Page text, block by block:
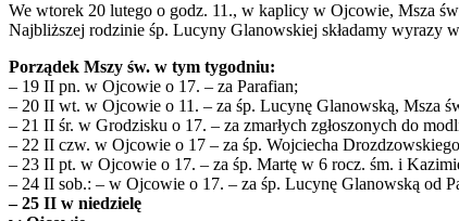
We wtorek 20 lutego o godz. 11., w kaplicy w Ojcowie, Msza
Najbliższej rodzinie śp. Lucyny Glanowskiej składamy wyrazy
Porządek Mszy św. w tym tygodniu:
– 19 II pn. w Ojcowie o 17. – za Parafian;
– 20 II wt. w Ojcowie o 11. – za śp. Lucynę Glanowską, Msza
– 21 II śr. w Grodzisku o 17. – za zmarłych zgłoszonych do
– 22 II czw. w Ojcowie o 17 – za śp. Wojciecha
– 23 II pt. w Ojcowie o 17. – za śp. Martę w 6 rocz. śm. i
– 24 II sob.: – w Ojcowie o 17. – za śp. Lucynę Glanowską od
– 25 II w niedzielę